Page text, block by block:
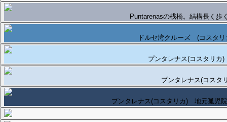
Puntarenasの桟橋。結構長く歩
ドルセ湾クルーズ (コスタリ
プンタレナス(コスタリカ)
プンタレナス(コスタ
プンタレナス(コスタリカ) 地元孤児